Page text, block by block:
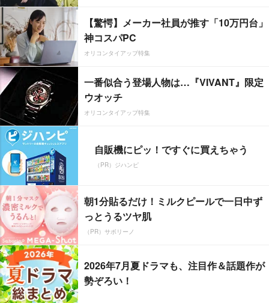
【驚愕】メーカー社員が推す「10万円台」
神コスパPC
オリコンタイアップ特集
一番似合う登場人物は…『VIVANT』限定
ウオッチ
オリコンタイアップ特集
自販機にピッ！ですぐに買えちゃう
（PR）ジハンピ
朝1分貼るだけ！ミルクピールで一日中ず
っとうるツヤ肌
（PR）サボリーノ
2026年7月夏ドラマも、注目作＆話題作が
勢ぞろい！